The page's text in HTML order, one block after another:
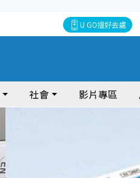
U GO搵好去處
社會 影片專區